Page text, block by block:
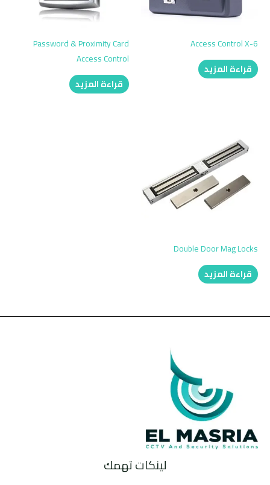
Access Control X-6
قراءة المزيد
Password & Proximity Card
Access Control
قراءة المزيد
Double Door Mag Locks
قراءة المزيد
لينكات تهمك